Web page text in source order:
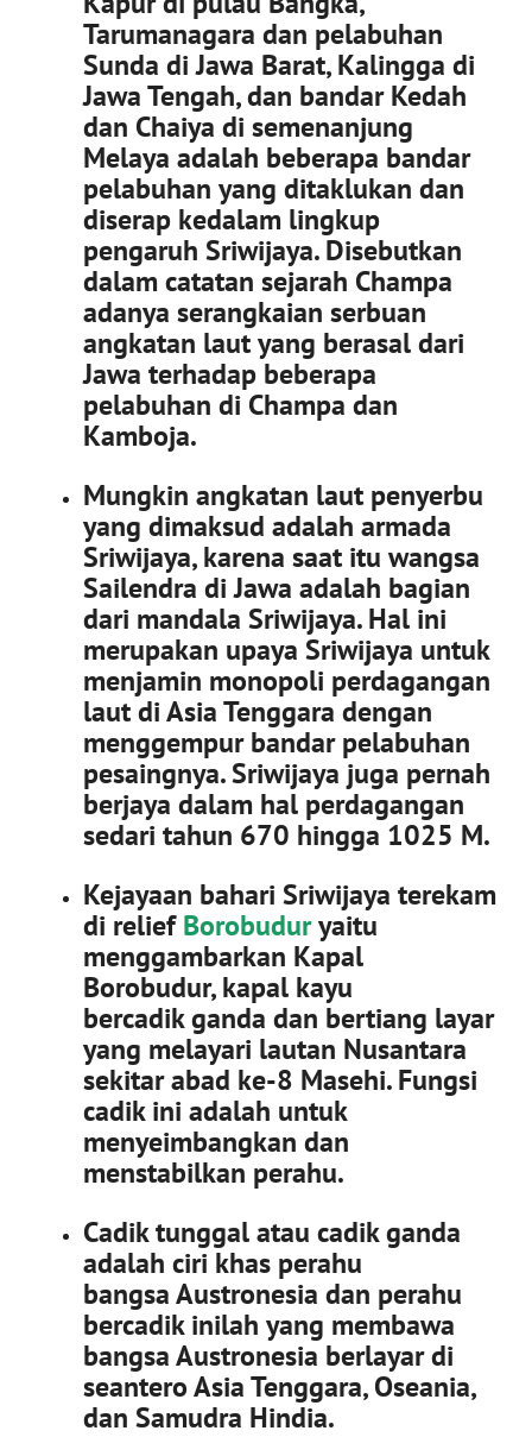
Tarumanagara dan pelabuhan
Sunda di Jawa Barat, Kalingga di
Jawa Tengah, dan bandar Kedah
dan Chaiya di semenanjung
Melaya adalah beberapa bandar
pelabuhan yang ditaklukan dan
diserap kedalam lingkup
pengaruh Sriwijaya. Disebutkan
dalam catatan sejarah Champa
adanya serangkaian serbuan
angkatan laut yang berasal dari
Jawa terhadap beberapa
pelabuhan di Champa dan
Kamboja.
Mungkin angkatan laut penyerbu
yang dimaksud adalah armada
Sriwijaya, karena saat itu wangsa
Sailendra di Jawa adalah bagian
dari mandala Sriwijaya. Hal ini
merupakan upaya Sriwijaya untuk
menjamin monopoli perdagangan
laut di Asia Tenggara dengan
menggempur bandar pelabuhan
pesaingnya. Sriwijaya juga pernah
berjaya dalam hal perdagangan
sedari tahun 670 hingga 1025 M.
Kejayaan bahari Sriwijaya terekam
di reliefBorobuduryaitu
menggambarkan Kapal
Borobudur, kapal kayu
bercadik ganda dan bertiang layar
yang melayari lautan Nusantara
sekitar abad ke-8 Masehi. Fungsi
cadik ini adalah untuk
menyeimbangkan dan
menstabilkan perahu.
Cadik tunggal atau cadik ganda
adalah ciri khas perahu
bangsa Austronesia dan perahu
bercadik inilah yang membawa
bangsa Austronesia berlayar di
seantero Asia Tenggara, Oseania,
dan Samudra Hindia.